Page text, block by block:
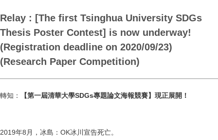
Relay : [The first Tsinghua University SDGs
Thesis Poster Contest] is now underway!
(Registration deadline on 2020/09/23)
(Research Paper Competition)
轉知： 【第一屆清華大學SDGs專題論文海報競賽】現正展開！
2019年8月，冰島：OK冰川宣告死亡。